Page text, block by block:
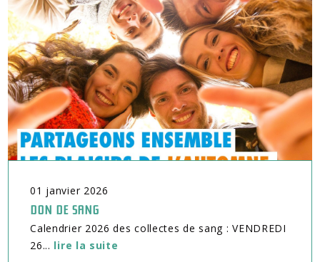
01 janvier 2026
DON DE SANG
Calendrier 2026 des collectes de sang : VENDREDI
26... lire la suite